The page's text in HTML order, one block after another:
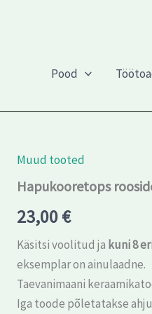
Pood
Muud tooted
Hapukooretops
23,00€
Käsitsi voolitud ja kuni 8
eksemplar on ainulaadne.
Taevanimaani
Iga toode põletatakse